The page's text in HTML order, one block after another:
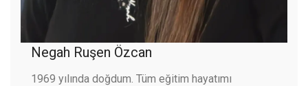
Negah Ruşen Özcan
1969 yılında doğdum. Tüm eğitim hayatımı